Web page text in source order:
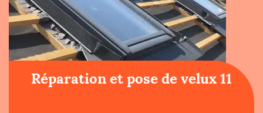
Réparation et pose de velux 11